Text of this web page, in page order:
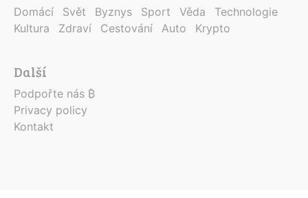
Domácí Svět Byznys Sport Věda
Technologie
Kultura
Zdraví Cestování Auto Krypto
Další
Podpořte nás ₿
Privacy policy
Kontakt